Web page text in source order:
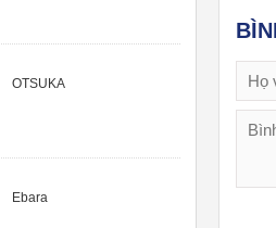
OTSUKA
Ebara